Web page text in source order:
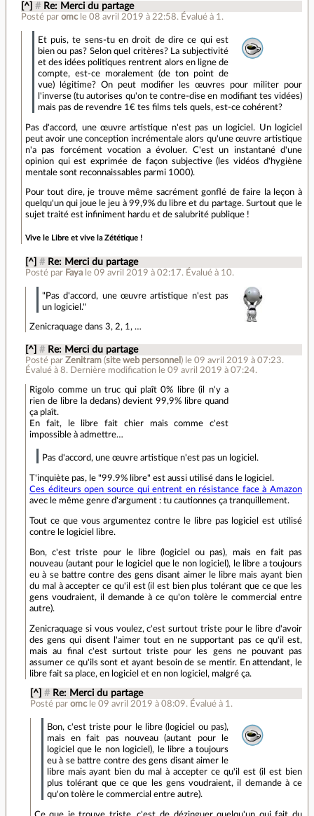
[^] # Re: Merci du partage
Posté par omc le 08 avril 2019 à 22:58. Évalué à 1 .
Et puis, te sens-tu en droit de dire ce qui est
bien ou pas? Selon quel critères? La subjectivité
et des idées politiques rentrent alors en ligne de
compte, est-ce moralement (de ton point de
vue) légitime? On peut modifier les œuvres pour militer pour
l'inverse (tu autorises qu'on te contre-dise en modifiant tes vidées)
mais pas de revendre 1€ tes films tels quels, est-ce cohérent?
Pas d'accord, une œuvre artistique n'est pas un logiciel. Un logiciel
peut avoir une conception incrémentale alors qu'une œuvre artistique
n'a pas forcément vocation a évoluer. C'est un instantané d'une
opinion qui est exprimée de façon subjective (les vidéos d'hygiène
mentale sont reconnaissables parmi 1000).
Pour tout dire, je trouve même sacrément gonflé de faire la leçon à
quelqu'un qui joue le jeu à 99,9% du libre et du partage. Surtout que le
sujet traité est infiniment hardu et de salubrité publique !
Vive le Libre et vive la Zététique !
[^] # Re: Merci du partage
Posté par Faya le 09 avril 2019 à 02:17. Évalué à 10.
"Pas d'accord, une œuvre artistique n'est pas
un logiciel."
Zenicraquage dans 3, 2, 1, …
[^] # Re: Merci du partage
Posté parZenitram (site web personnel ) le 09 avril 2019 à 07:23.
Évalué à8. Dernière modification le 09 avril 2019 à 07:24.
Rigolo comme un truc qui plaît 0% libre (il n'y a
rien de libre la dedans) devient 99,9% libre quand
ça plaît.
En fait, le libre fait chier mais comme c'est
impossible à admettre…
Pas d'accord, une œuvre artistique n'est pas un logiciel.
T'inquiète pas, le "99.9% libre" est aussi utilisé dans le logiciel.
Ces éditeurs open source qui entrent en résistance face à Amazon
avec le même genre d'argument : tu cautionnes ça tranquillement.
Tout ce que vous argumentez contre le libre pas logiciel est utilisé
contre le logiciel libre.
Bon, c'est triste pour le libre (logiciel ou pas), mais en fait pas
nouveau (autant pour le logiciel que le non logiciel), le libre a toujours
eu à se battre contre des gens disant aimer le libre mais ayant bien
du mal à accepter ce qu'il est (il est bien plus tolérant que ce que les
gens voudraient, il demande à ce qu'on tolère le commercial entre
autre).
Zenicraquage si vous voulez, c'est surtout triste pour le libre d'avoir
des gens qui disent l'aimer tout en ne supportant pas ce qu'il est,
mais au final c'est surtout triste pour les gens ne pouvant pas
assumer ce qu'ils sont et ayant besoin de se mentir. En attendant, le
libre fait sa place, en logiciel et en non logiciel, malgré ça.
[^] # Re: Merci du partage
Posté par omc le 09 avril 2019 à 08:09. Évalué à 1 .
Bon, c'est triste pour le libre (logiciel ou pas),
mais en fait pas nouveau (autant pour le
logiciel que le non logiciel), le libre a toujours
eu à se battre contre des gens disant aimer le
libre mais ayant bien du mal à accepter ce qu'il est (il est bien
plus tolérant que ce que les gens voudraient, il demande à ce
qu'on tolère le commercial entre autre).